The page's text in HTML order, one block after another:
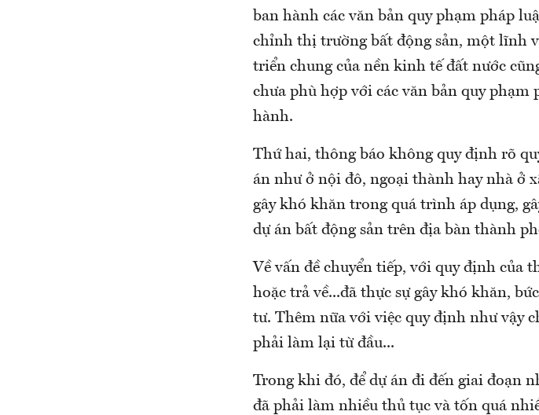
ban hành các văn bản quy phạm pháp
chỉnh thị trường bất động sản, một lĩnh
triển chung của nền kinh tế đất nước
chưa phù hợp với các văn bản quy phạm
hành.
Thứ hai, thông báo không quy định rõ
án như ở nội đô, ngoại thành hay nhà ở
gây khó khăn trong quá trình áp dụng,
dự án bất động sản trên địa bàn thành
Về vấn đề chuyển tiếp, với quy định của
hoặc trả về...đã thực sự gây khó khăn,
tư. Thêm nữa với việc quy định như vậy
phải làm lại từ đầu...
Trong khi đó, để dự án đi đến giai đoạn
đã phải làm nhiều thủ tục và tốn quá